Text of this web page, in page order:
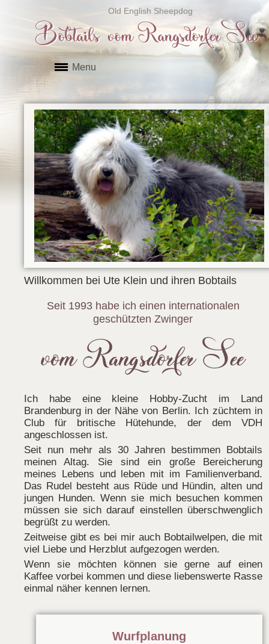
Bobtails vom Rangsdorfer See
Old English Sheepdog
Menu
Willkommen bei Ute Klein und ihren Bobtails
Seit 1993 habe ich einen internationalen
geschützten Zwinger
vom Rangsdorfer See
Ich habe eine kleine Hobby-Zucht im Land
Brandenburg in der Nähe von Berlin. Ich züchtem in
Club für britische Hütehunde, der dem VDH
angeschlossen ist.
Seit nun mehr als 30 Jahren bestimmen Bobtails
meinen Altag. Sie sind ein große Bereicherung
meines Lebens und leben mit im Familienverband.
Das Rudel besteht aus Rüde und Hündin, alten und
jungen Hunden. Wenn sie mich besuchen kommen
müssen sie sich darauf einstellen überschwenglich
begrüßt zu werden.
Zeitweise gibt es bei mir auch Bobtailwelpen, die mit
viel Liebe und Herzblut aufgezogen werden.
Wenn sie möchten können sie gerne auf einen
Kaffee vorbei kommen und diese liebenswerte Rasse
einmal näher kennen lernen.
Wurfplanung